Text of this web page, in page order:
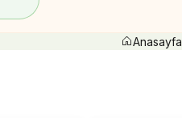
Anasayfa